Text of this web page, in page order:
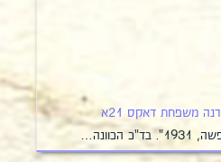
משפחת דאקס 21א